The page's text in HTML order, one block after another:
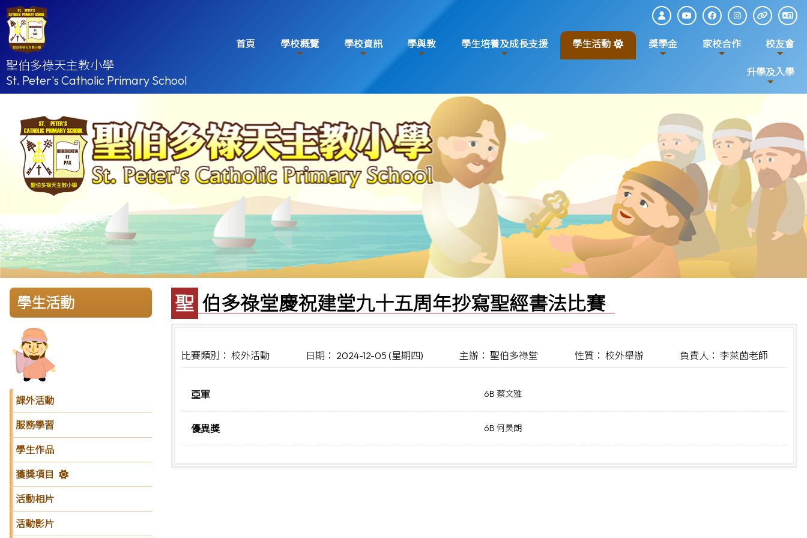
聖伯多祿天主教小學
St. Peter's Catholic Primary School
首頁 學校概覽 學校資訊 學與教 學生培養及成長支援 學生活動 獎學金 家校合作 校友會
升學及入學
學生活動
課外活動
服務學習
學生作品
獲獎項目
活動相片
活動影片
聖伯多祿堂慶祝建堂九十五周年抄寫聖經書法比賽
比賽類別： 校外活動 日期： 2024-12-05 (星期四) 主辦： 聖伯多祿堂 性質： 校外舉辦 負責人： 李萊茵老師
亞軍 6B 蔡文雅
優異獎 6B 何昊朗